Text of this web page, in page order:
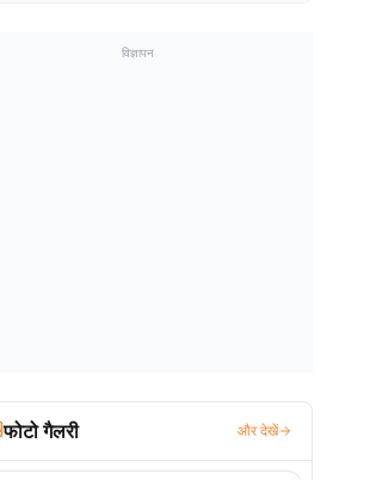
विज्ञापन
फोटो गैलरी और देखें